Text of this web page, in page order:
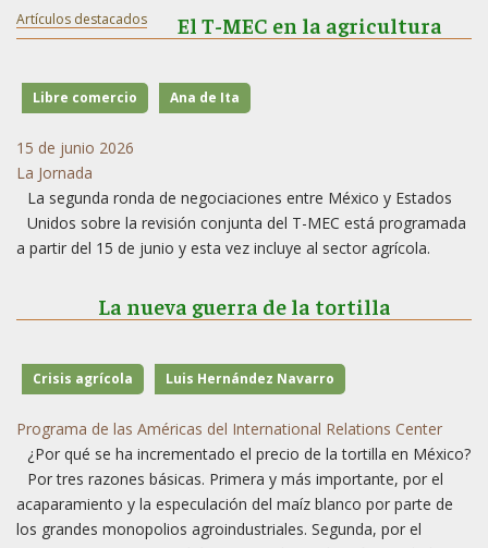
Artículos destacados
El T-MEC en la agricultura
Libre comercio Ana de Ita
15 de junio 2026
La Jornada
La segunda ronda de negociaciones entre México y Estados
Unidos sobre la revisión conjunta del T-MEC está programada
a partir del 15 de junio y esta vez incluye al sector agrícola.
La nueva guerra de la tortilla
Crisis agrícola Luis Hernández Navarro
Programa de las Américas del International Relations Center
¿Por qué se ha incrementado el precio de la tortilla en México?
Por tres razones básicas. Primera y más importante, por el
acaparamiento y la especulación del maíz blanco por parte de
los grandes monopolios agroindustriales. Segunda, por el